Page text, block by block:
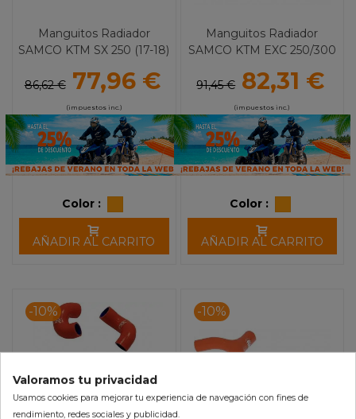
Manguitos Radiador
SAMCO KTM SX 250 (17-18)
86,62 € 77,96 €
(impuestos inc.)
Color :
AÑADIR AL CARRITO
Manguitos Radiador
SAMCO KTM EXC 250/300
91,45 € 82,31 €
(impuestos inc.)
Color :
AÑADIR AL CARRITO
-10% -10%
Valoramos tu privacidad
Usamos cookies para mejorar tu experiencia de navegación con fines de
rendimiento, redes sociales y publicidad.